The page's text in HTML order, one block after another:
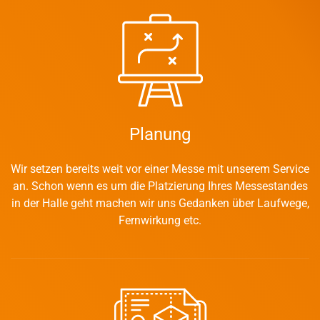
Planung
Wir setzen bereits weit vor einer Messe mit unserem Service
an. Schon wenn es um die Platzierung Ihres Messestandes
in der Halle geht machen wir uns Gedanken über Laufwege,
Fernwirkung etc.